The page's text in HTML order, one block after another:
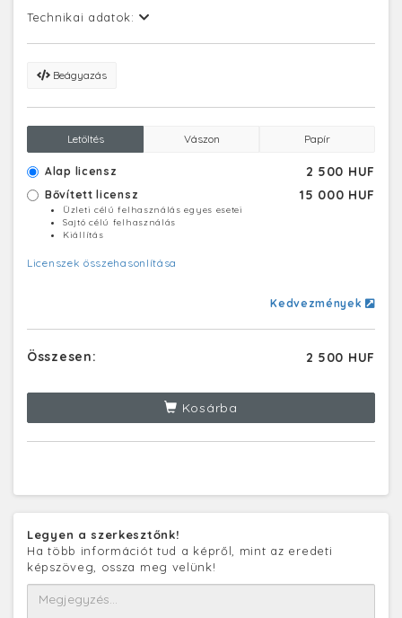
Technikai adatok:
Beágyazás
Letöltés Vászon Papír
Alap licensz 2 500 HUF
Bővített licensz 15 000 HUF
Üzleti célú felhasználás egyes esetei
Sajtó célú felhasználás
Kiállítás
Licenszek összehasonlítása
Kedvezmények
Összesen: 2 500 HUF
Kosárba
Legyen a szerkesztőnk!
Ha több információt tud a képről, mint az eredeti
képszöveg, ossza meg velünk!